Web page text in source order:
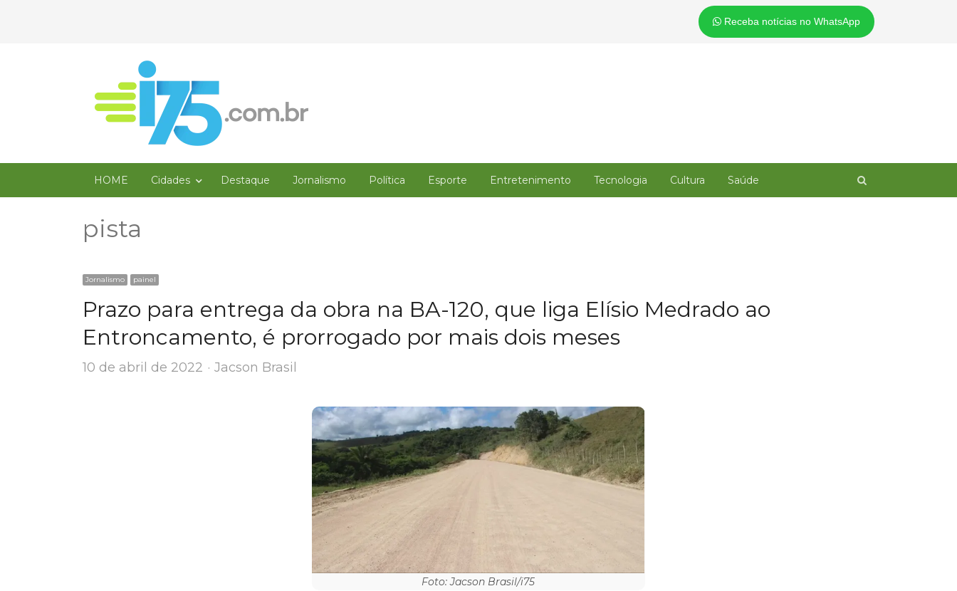
Receba notícias no WhatsApp
HOME Cidades Destaque Jornalismo Política Esporte Entretenimento Tecnologia Cultura Saúde
pista
Jornalismo painel
Prazo para entrega da obra na BA-120, que liga Elísio Medrado ao
Entroncamento, é prorrogado por mais dois meses
10 de abril de 2022 Author
Jacson Brasil
Foto: Jacson Brasil/i75